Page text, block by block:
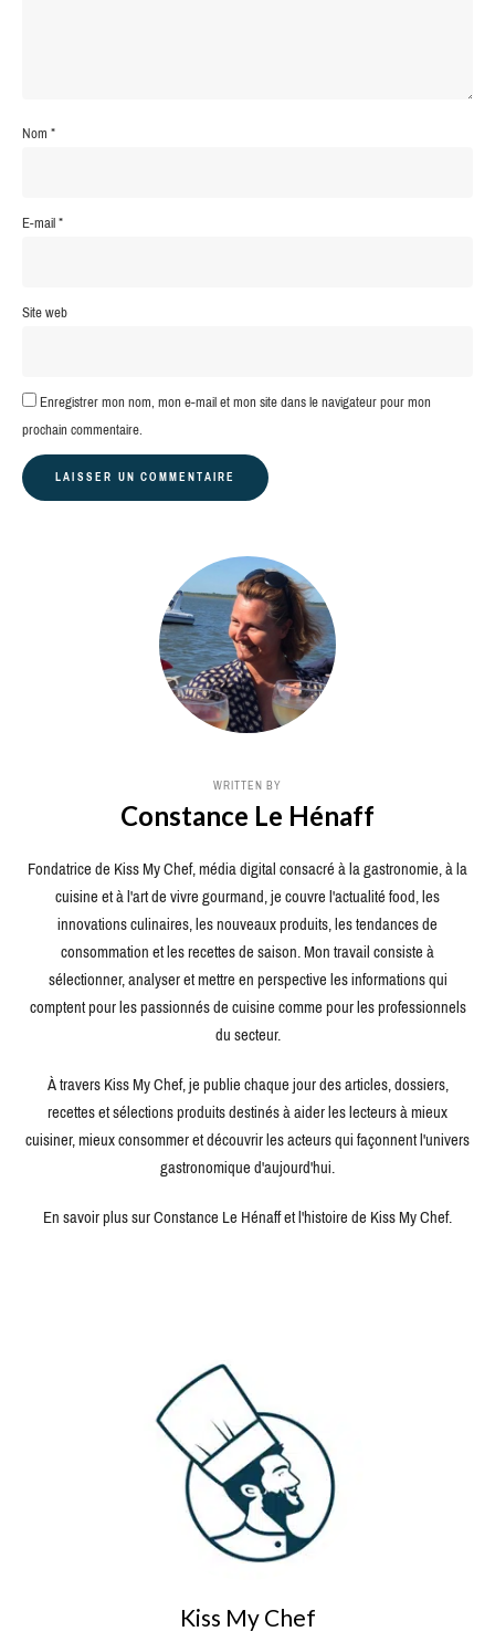
Nom*
E-mail*
Site web
Enregistrer mon nom, mon e-mail et mon site dans le navigateur pour mon
prochain commentaire.
WRITTEN BY
Constance Le Hénaff
Fondatrice de Kiss My Chef, média digital consacré à la gastronomie, à la
cuisine et à l'art de vivre gourmand, je couvre l'actualité food, les
innovations culinaires, les nouveaux produits, les tendances de
consommation et les recettes de saison. Mon travail consiste à
sélectionner, analyser et mettre en perspective les informations qui
comptent pour les passionnés de cuisine comme pour les professionnels
du secteur.
À travers Kiss My Chef, je publie chaque jour des articles, dossiers,
recettes et sélections produits destinés à aider les lecteurs à mieux
cuisiner, mieux consommer et découvrir les acteurs qui façonnent l'univers
gastronomique d'aujourd'hui.
En savoir plus sur Constance Le Hénaff et l'histoire de Kiss My Chef.
Kiss My Chef